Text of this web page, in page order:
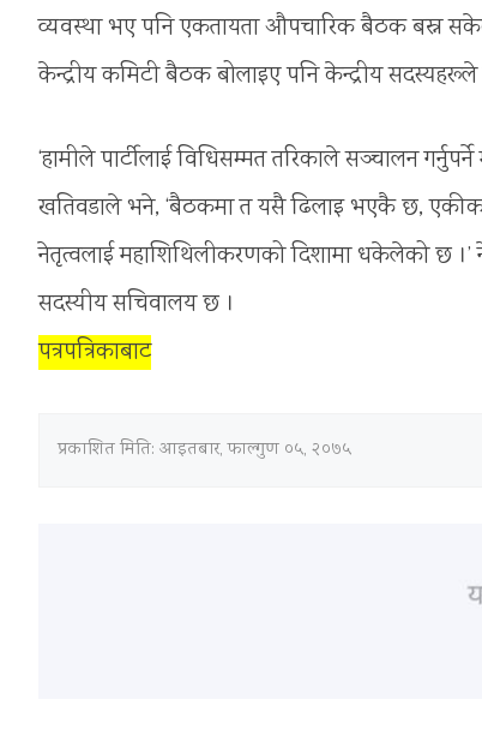
व्यवस्था भए पनि एकतायता औपचारिक बैठक बस्न
केन्द्रीय कमिटी बैठक बोलाइए पनि केन्द्रीय
‘हामीले पार्टीलाई विधिसम्मत तरिकाले सञ्चालन
खतिवडाले भने, ‘बैठकमा त यसै ढिलाइ भएकै छ,
नेतृत्वलाई महाशिथिलीकरणको दिशामा धकेलेको छ
सदस्यीय सचिवालय छ ।
पत्रपत्रिकाबाट
प्रकाशित मिति: आइतबार, फाल्गुण ०५, २०७५